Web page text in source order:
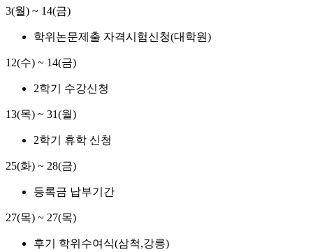
3(월) ~ 14(금)
학위논문제출 자격시험신청(대학원)
12(수) ~ 14(금)
2학기 수강신청
13(목) ~ 31(월)
2학기 휴학 신청
25(화) ~ 28(금)
등록금 납부기간
27(목) ~ 27(목)
후기 학위수여식(삼척,강릉)